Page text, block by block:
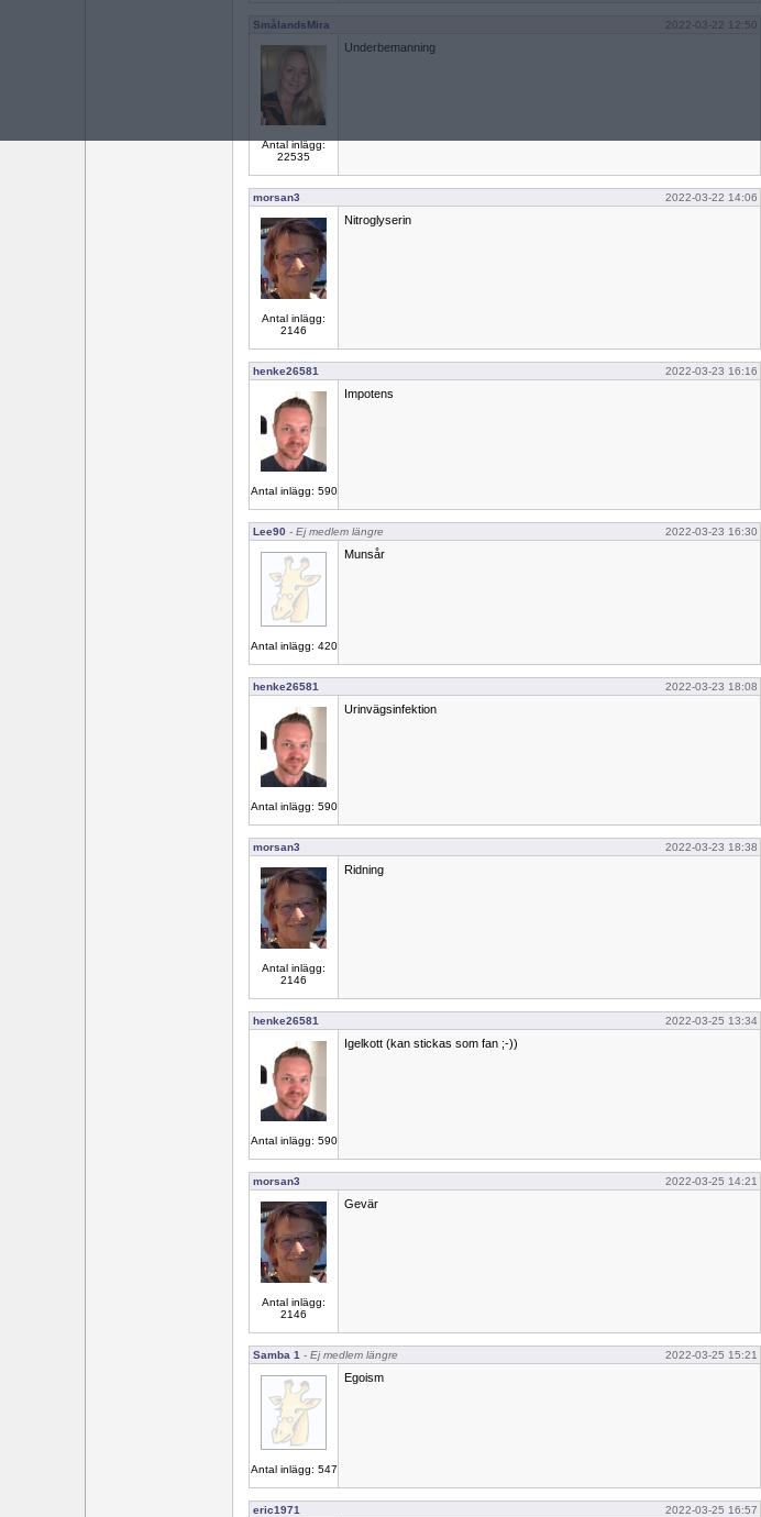
SmålandsMira 2022-03-22 12:50
Antal inlägg:
22535
Underbemanning
morsan3 2022-03-22 14:06
Antal inlägg:
2146
Nitroglyserin
henke26581 2022-03-23 16:16
Antal inlägg: 590
Impotens
Lee90 - Ej medlem längre 2022-03-23 16:30
Antal inlägg: 420
Munsår
henke26581 2022-03-23 18:08
Antal inlägg: 590
Urinvägsinfektion
morsan3 2022-03-23 18:38
Antal inlägg:
2146
Ridning
henke26581 2022-03-25 13:34
Antal inlägg: 590
Igelkott (kan stickas som fan ;-))
morsan3 2022-03-25 14:21
Antal inlägg:
2146
Gevär
Samba 1 - Ej medlem längre 2022-03-25 15:21
Antal inlägg: 547
Egoism
eric1971 2022-03-25 16:57